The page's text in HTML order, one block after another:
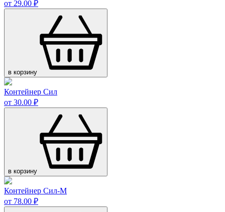
от 29.00 ₽
в корзину
Контейнер Сил
от 30.00 ₽
в корзину
Контейнер Сил-М
от 78.00 ₽